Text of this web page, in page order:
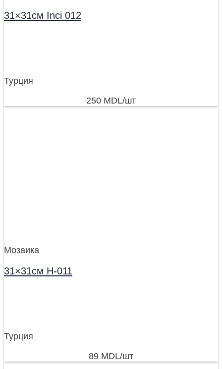
31×31см Inci 012
Турция
250 MDL/шт
Мозаика
31×31см H-011
Турция
89 MDL/шт